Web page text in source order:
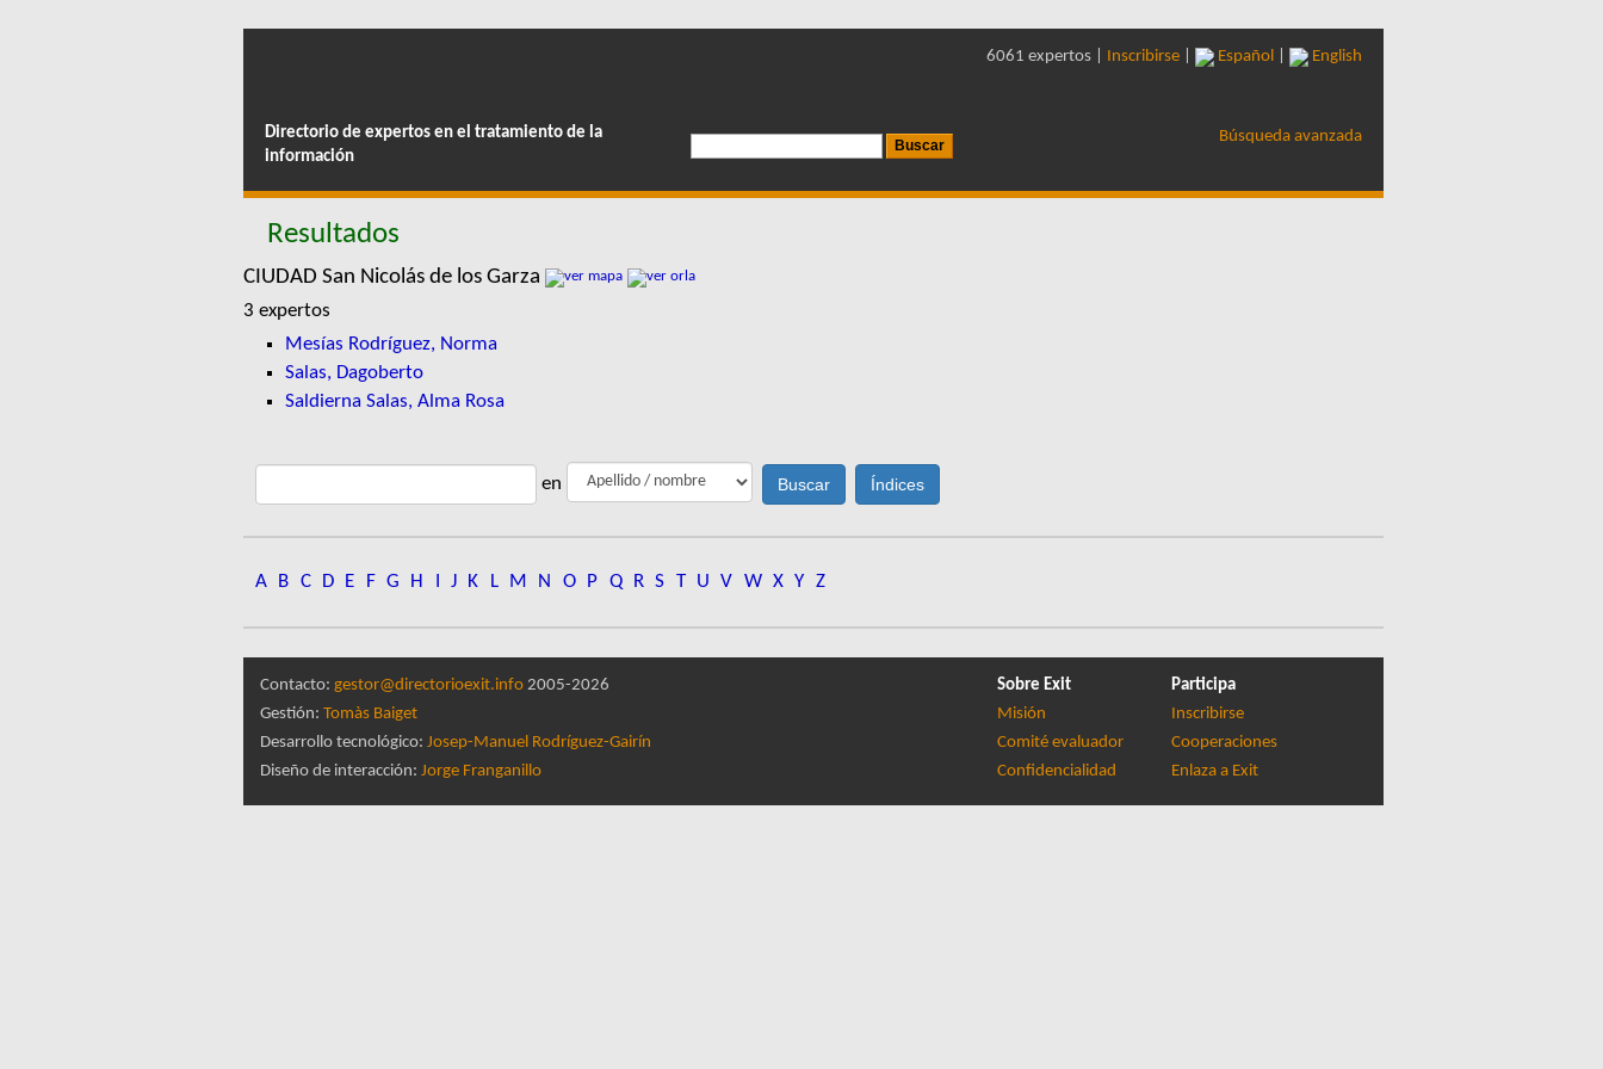
Directorio de expertos en el tratamiento de la
información
6061 expertos | Inscribirse Español English
Búsqueda avanzada
Resultados
CIUDAD San Nicolás de los Garza
3 expertos
Mesías Rodríguez, Norma
Salas, Dagoberto
Saldierna Salas, Alma Rosa
en
A B C D E F G H J K L M N O P Q R S T U V W X Y Z
Contacto: gestor@directorioexit.info 2005-2026
Gestión: Tomàs Baiget
Desarrollo tecnológico: Josep-Manuel Rodríguez-Gairín
Diseño de interacción: Jorge Franganillo
Sobre Exit
Misión
Comité evaluador
Confidencialidad
Participa
Inscribirse
Cooperaciones
Enlaza a Exit